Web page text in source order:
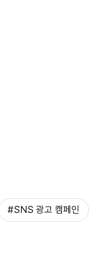
#SNS 광고 캠페인